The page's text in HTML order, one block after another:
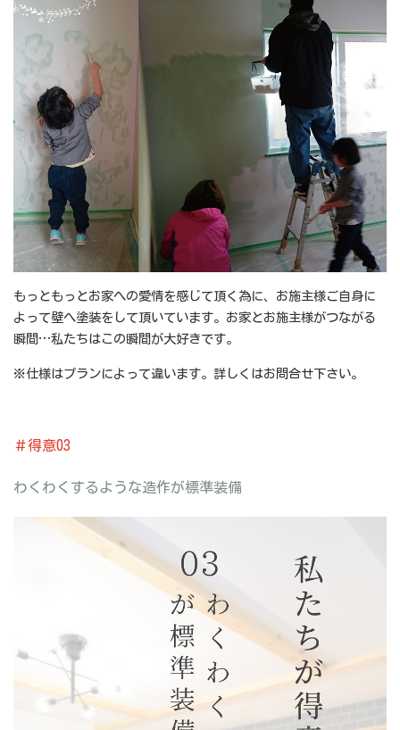
もっともっとお家への愛情を感じて頂く為に、お施主様ご自身に
よって壁へ塗装をして頂いています。お家とお施主様がつながる
瞬間…私たちはこの瞬間が大好きです。
※仕様はプランによって違います。詳しくはお問合せ下さい。
＃得意03
わくわくするような造作が標準装備